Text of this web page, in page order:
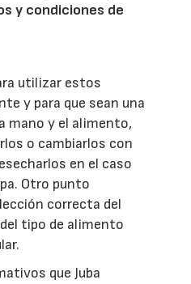
y condiciones de
utilizar estos
y para que sean una
mano y el alimento,
o cambiarlos con
en el caso
Otro punto
correcta del
tipo de alimento
que Juba